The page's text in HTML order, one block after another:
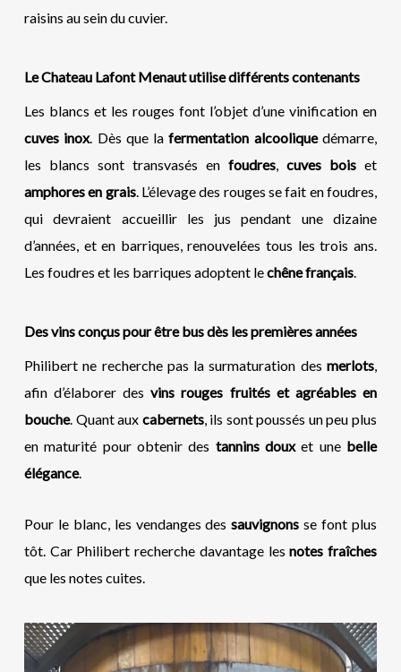
raisins au sein du cuvier.
LeChateau Lafont Menaut utilise différents contenants
Les blancs et les rouges font l’objet d’une vinification en
cuves inox. Dès que lafermentation alcooliquedémarre,
les blancs sont transvasés enfoudres,cuves bois et
amphores en grais. L’élevage des rouges se fait en foudres,
qui devraient accueillir les jus pendant une dizaine
d’années, et en barriques, renouvelées tous les trois ans.
Les foudres et les barriques adoptent lechênefrançais.
Des vins conçus pour être busdès les premières années
Philibert ne recherche pas la surmaturation desmerlots,
afin d’élaborer desvins rouges fruités et agréables en
bouche. Quant aux cabernets, ils sont poussés un peu plus
en maturité pour obtenir des tannins douxet une belle
élégance.
Pour le blanc, les vendanges dessauvignons se font plus
tôt. Car Philibert recherche davantage lesnotes fraîches
que les notes cuites.